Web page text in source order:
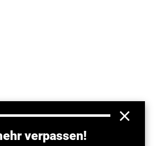
verpassen!
wegen der aufwendigen